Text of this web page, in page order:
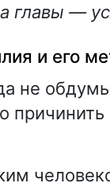
главы —
и его
не